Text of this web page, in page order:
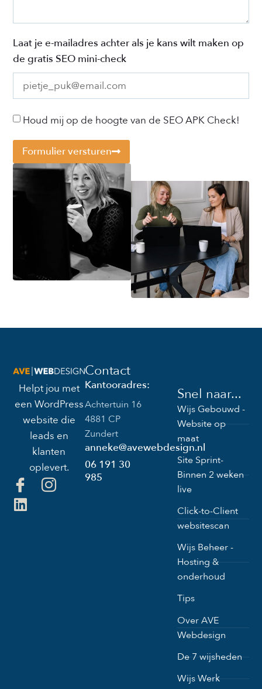
Laat je e-mailadres achter als je kans wilt maken op
de gratis SEO mini-check
Houd mij op de hoogte van de SEO APK Check!
Formulier versturen
Helpt jou met
een WordPress
website die
leads en
klanten
oplevert.
Contact
Kantooradres:
Achtertuin 16
4881 CP
Zundert
anneke@avewebdesign.nl
06 191 30
985
Snel naar...
Wijs Gebouwd -
Website op
maat
Site Sprint-
Binnen 2 weken
live
Click-to-Client
websitescan
Wijs Beheer -
Hosting &
onderhoud
Tips
Over AVE
Webdesign
De 7 wijsheden
Wijs Werk